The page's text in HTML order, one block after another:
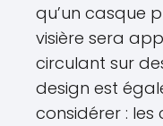
qu’un casque
visière sera
circulant sur
design est
considérer :